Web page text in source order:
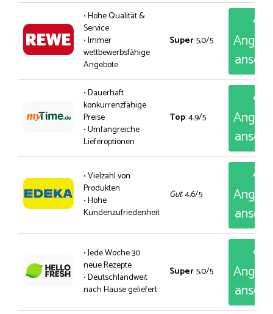
• Hohe Qualität &
Service
• Immer
wettbewerbsfähige
Angebote
Super: 5,0/5
• Dauerhaft
konkurrenzfähige
Preise
• Umfangreiche
Lieferoptionen
Top: 4,9/5
• Vielzahl von
Produkten
• Hohe
Kundenzufriedenheit
Gut: 4,6/5
• Jede Woche 30
neue Rezepte
• Deutschlandweit
nach Hause geliefert
Super: 5,0/5